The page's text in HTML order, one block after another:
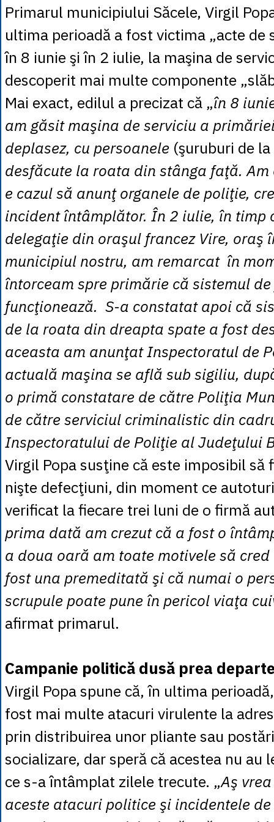
Primarul municipiului Săcele, Virgil
ultima perioadă a fost victima „acte de
în 8 iunie şi în 2 iulie, la maşina de
descoperit mai multe componente
Mai exact, edilul a precizat că „în 8
am găsit maşina de serviciu a
deplasez, cu persoanele (şuruburi de
desfăcute la roata din stânga faţă.
e cazul să anunţ organele de poliţie,
incident întâmplător. În 2 iulie, în timp
delegaţie din oraşul francez Vire, oraş
municipiul nostru, am remarcat în
întorceam spre primărie că sistemul
funcţionează. S-a constatat apoi că
de la roata din dreapta spate a fost
aceasta am anunţat Inspectoratul de
actuală maşina se află sub sigiliu,
o primă constatare de către Poliţia
de către serviciul criminalistic din
Inspectoratului de Poliţie al Judeţului
Virgil Popa susţine că este imposibil să
nişte defecţiuni, din moment ce
verificat la fiecare trei luni de o firmă
prima dată am crezut că a fost o
a doua oară am toate motivele să
fost una premeditată şi că numai o
scrupule poate pune în pericol viaţa
afirmat primarul.
Campanie politică dusă prea
Virgil Popa spune că, în ultima
fost mai multe atacuri virulente la
prin distribuirea unor pliante sau
socializare, dar speră că acestea nu au
ce s-a întâmplat zilele trecute. „Aş
aceste atacuri politice şi incidentele